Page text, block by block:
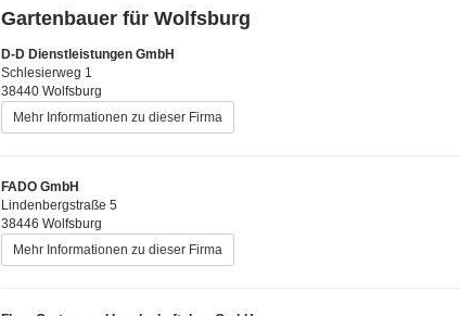
Gartenbauer für Wolfsburg
D-D Dienstleistungen GmbH
Schlesierweg 1
38440 Wolfsburg
Mehr Informationen zu dieser Firma
FADO GmbH
Lindenbergstraße 5
38446 Wolfsburg
Mehr Informationen zu dieser Firma